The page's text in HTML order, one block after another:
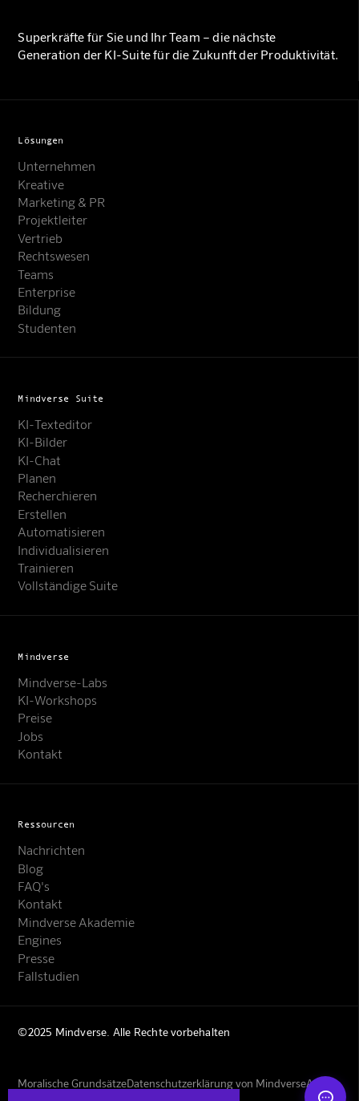
Online · KI-Assistent
Mindverse
Superkräfte für Sie und Ihr Team – die nächste
Generation der KI-Suite für die Zukunft der Produktivität.
Lösungen
Unternehmen
Kreative
Marketing & PR
Projektleiter
Vertrieb
Rechtswesen
Teams
Enterprise
Bildung
Studenten
Mindverse Suite
KI-Texteditor
KI-Bilder
KI-Chat
Planen
Recherchieren
Erstellen
Automatisieren
Individualisieren
Trainieren
Vollständige Suite
Mindverse
Mindverse-Labs
KI-Workshops
Preise
Jobs
Kontakt
Ressourcen
Nachrichten
Blog
FAQ's
Kontakt
Mindverse Akademie
Engines
Presse
Fallstudien
©2025 Mindverse. Alle Rechte vorbehalten
Moralische GrundsätzeDatenschutzerklärung von MindverseAGBs